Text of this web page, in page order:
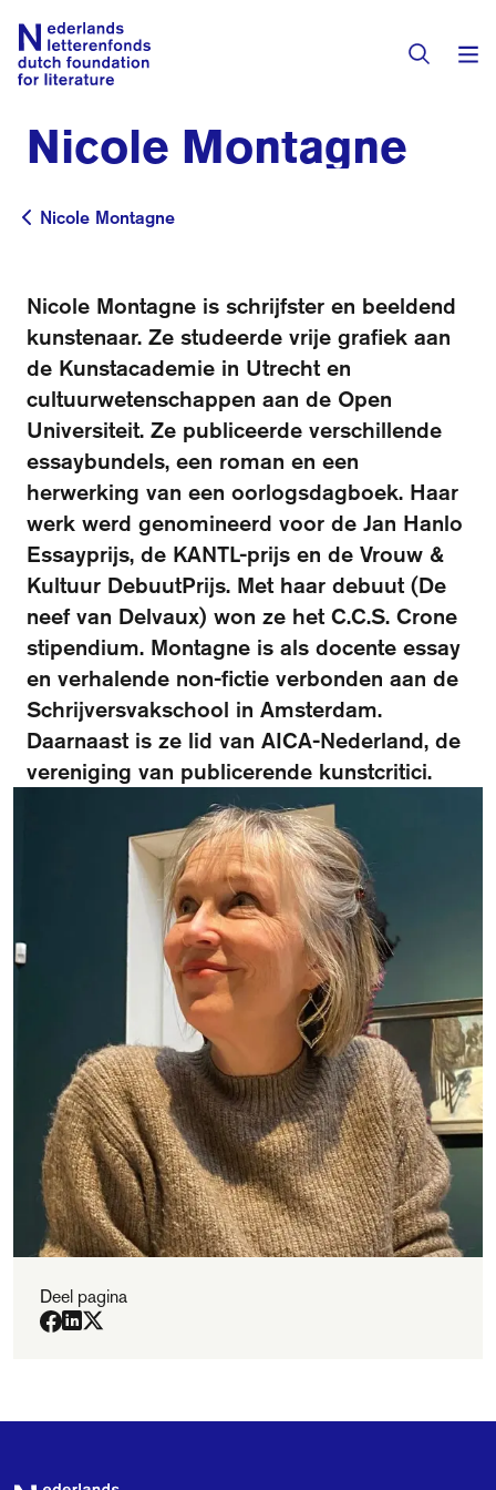
Visit International website
Nicole Montagne
Nicole Montagne
Nicole Montagne
Nicole Montagne is schrijfster en beeldend
kunstenaar. Ze studeerde vrije grafiek aan
de Kunstacademie in Utrecht en
cultuurwetenschappen aan de Open
Universiteit. Ze publiceerde verschillende
essaybundels, een roman en een
herwerking van een oorlogsdagboek. Haar
werk werd genomineerd voor de Jan Hanlo
Essayprijs, de KANTL-prijs en de Vrouw &
Kultuur DebuutPrijs. Met haar debuut (De
neef van Delvaux) won ze het C.C.S. Crone
stipendium. Montagne is als docente essay
en verhalende non-fictie verbonden aan de
Schrijversvakschool in Amsterdam.
Daarnaast is ze lid van AICA-Nederland, de
vereniging van publicerende kunstcritici.
Deel pagina